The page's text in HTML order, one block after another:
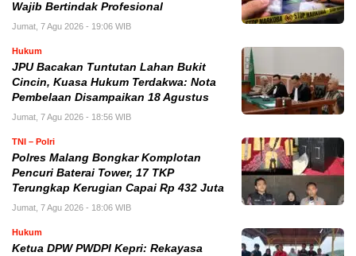
Wajib Bertindak Profesional
Jumat, 7 Agu 2026 - 19:06 WIB
Hukum
JPU Bacakan Tuntutan Lahan Bukit
Cincin, Kuasa Hukum Terdakwa: Nota
Pembelaan Disampaikan 18 Agustus
Jumat, 7 Agu 2026 - 18:56 WIB
TNI – Polri
Polres Malang Bongkar Komplotan
Pencuri Baterai Tower, 17 TKP
Terungkap Kerugian Capai Rp 432 Juta
Jumat, 7 Agu 2026 - 18:06 WIB
Hukum
Ketua DPW PWDPI Kepri: Rekayasa